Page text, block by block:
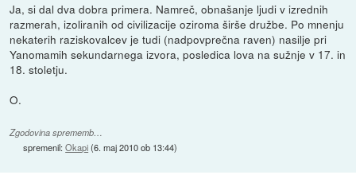
Ja, si dal dva dobra primera. Namreč, obnašanje ljudi v izrednih
razmerah, izoliranih od civilizacije oziroma širše družbe. Po mnenju
nekaterih raziskovalcev je tudi (nadpovprečna raven) nasilje pri
Yanomamih sekundarnega izvora, posledica lova na sužnje v 17. in
18. stoletju.
O.
Zgodovina sprememb…
spremenil:Okapi(6. maj 2010 ob 13:44)